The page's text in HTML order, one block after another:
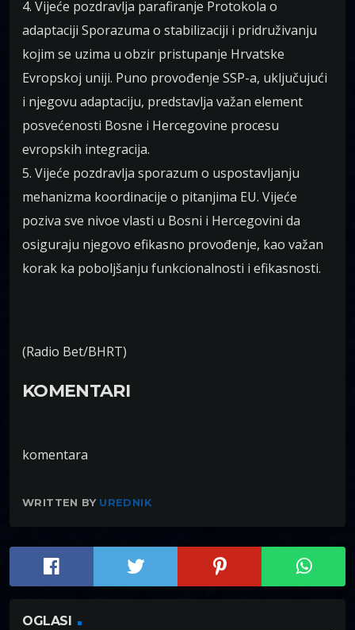
4. Vijeće pozdravlja parafiranje Protokola o
adaptaciji Sporazuma o stabilizaciji i pridruživanju
kojim se uzima u obzir pristupanje Hrvatske
Evropskoj uniji. Puno provođenje SSP-a, uključujući
i njegovu adaptaciju, predstavlja važan element
posvećenosti Bosne i Hercegovine procesu
evropskih integracija.
5. Vijeće pozdravlja sporazum o uspostavljanju
mehanizma koordinacije o pitanjima EU. Vijeće
poziva sve nivoe vlasti u Bosni i Hercegovini da
osiguraju njegovo efikasno provođenje, kao važan
korak ka poboljšanju funkcionalnosti i efikasnosti.
(Radio Bet/BHRT)
KOMENTARI
komentara
WRITTEN BY UREDNIK
OGLASI